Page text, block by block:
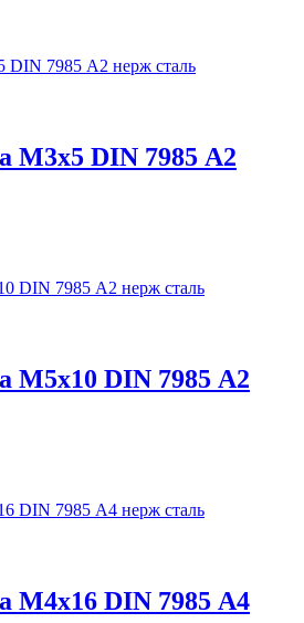
М3х5 DIN 7985 А2
М5х10 DIN 7985 А2
М4х16 DIN 7985 А4